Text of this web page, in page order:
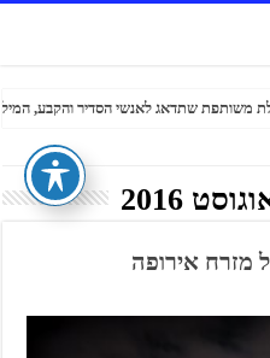
2016
מזרח אירופה